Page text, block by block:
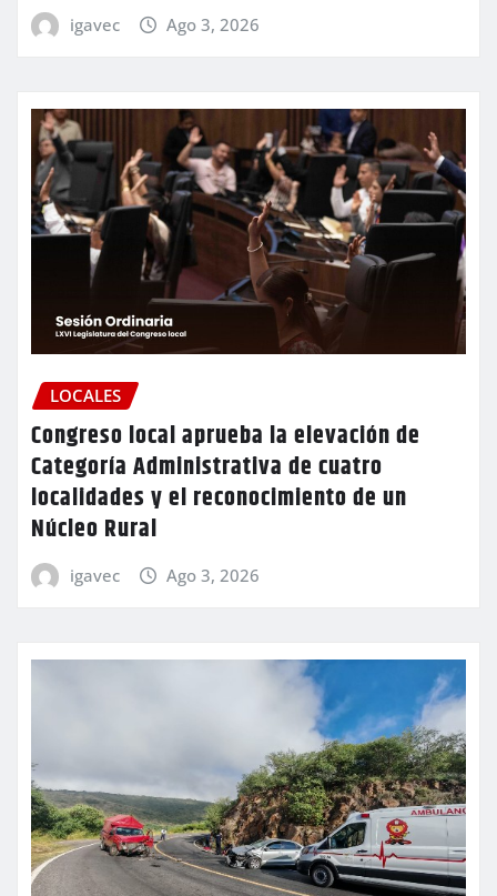
igavec Ago 3, 2026
LOCALES
Congreso local aprueba la elevación de
Categoría Administrativa de cuatro
localidades y el reconocimiento de un
Núcleo Rural
igavec Ago 3, 2026